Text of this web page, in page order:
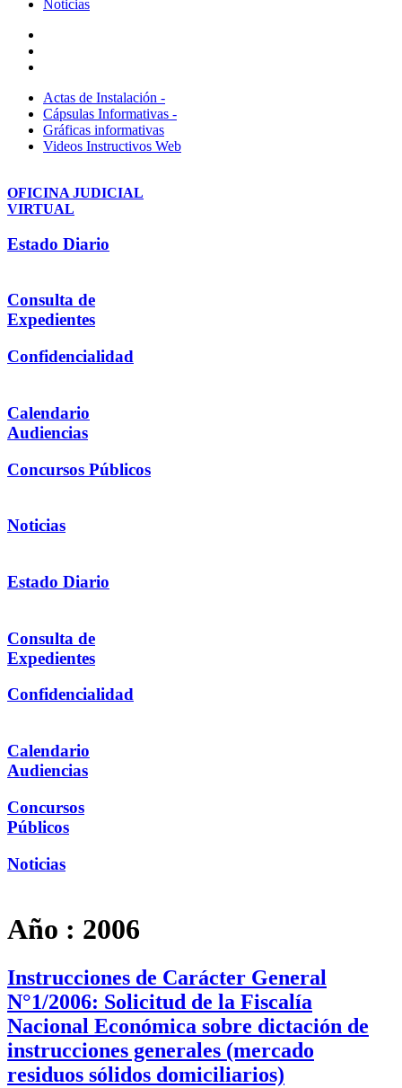
Noticias
Actas de Instalación -
Cápsulas Informativas -
Gráficas informativas
Videos Instructivos Web
OFICINA JUDICIAL
VIRTUAL
Estado Diario
Consulta de
Expedientes
Confidencialidad
Calendario
Audiencias
Concursos Públicos
Noticias
Estado Diario
Consulta de
Expedientes
Confidencialidad
Calendario
Audiencias
Concursos
Públicos
Noticias
Año : 2006
Instrucciones de Carácter General
N°1/2006: Solicitud de la Fiscalía
Nacional Económica sobre dictación de
instrucciones generales (mercado
residuos sólidos domiciliarios)